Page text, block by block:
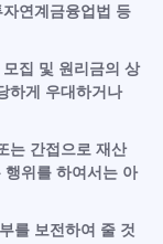
연계금융업법 등
집 및 원리금의 상
하게 우대하거나
는 간접으로 재산
행위를 하여서는 아
를 보전하여 줄 것